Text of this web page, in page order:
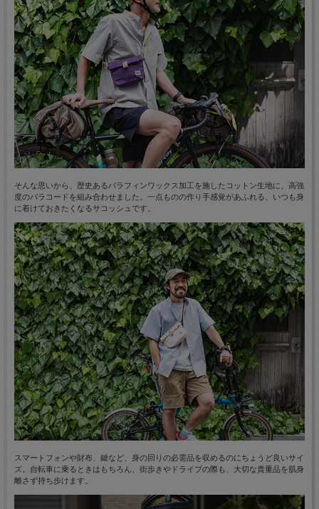
そんな思いから、歴史あるパラフィンワックス加工を施したコットン生地に、高強
度のパラコードを組み合わせました。一点ものの作り手感覚があふれる、いつも身
に着けておきたくなるサコッシュです。
スマートフォンや財布、鍵など、身の回りの必需品を収めるのにちょうど良いサイ
ズ。自転車に乗るときはもちろん、街歩きやドライブの際も、大切な貴重品を肌身
離さず持ち歩けます。